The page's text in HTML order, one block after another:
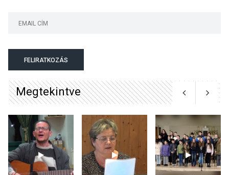
játszóterei
TERMÉSZETI KÖRNYEZET 2026 AUG 04
Kánikulában még
veszélyesebbek a
kullancsok
FELIRATKOZÁS
Megtekintve